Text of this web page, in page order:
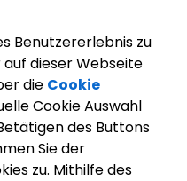
Bauen
-flächen.
Benutzererlebnis zu
dieser Webseite
die Cookie
Cookie Auswahl
des Buttons
Sie der
zu. Mithilfe des